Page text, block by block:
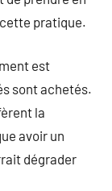
pratique.
est
sont achetés.
la
avoir un
dégrader